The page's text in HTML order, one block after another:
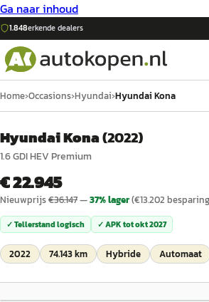
Ga naar inhoud
1.848erkende dealers
Home›Occasions›Hyundai›Hyundai Kona
Hyundai Kona(2022)
1.6 GDI HEV Premium
€ 22.945
Nieuwprijs€36.147—37% lager(€13.202
✓ Tellerstand logisch ✓ APK totokt 2027
2022 74.143 km Hybride Automaat